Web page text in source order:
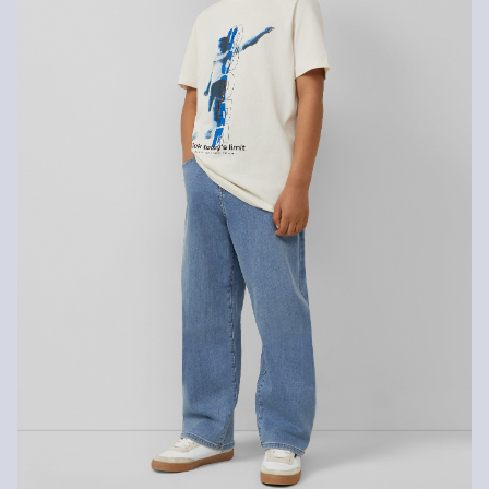
Normaal wasprogramma 40 °C
Drogen met een gematigde thermische belasting